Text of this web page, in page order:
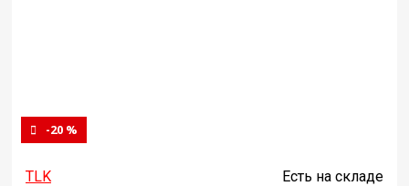
-20 %
TLK Есть на складе